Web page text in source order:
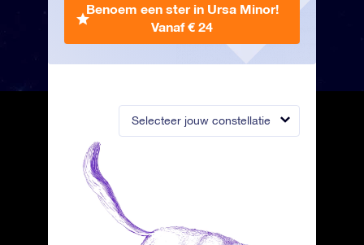
Selecteer jouw constellatie
Benoem een ster in Ursa Minor!
Vanaf € 24